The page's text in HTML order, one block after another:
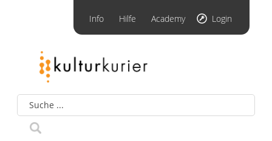
Info Hilfe Academy Login